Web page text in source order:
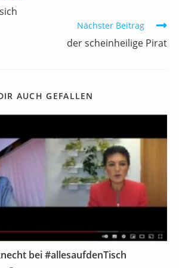
Nächster Beitrag
der scheinheilige Pirat
AUCH GEFALLEN
bei #allesaufdenTisch